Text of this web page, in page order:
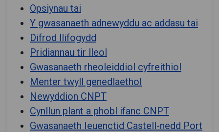
Opsiynau tai
Y gwasanaeth adnewyddu ac addasu tai
Difrod llifogydd
Pridiannau tir lleol
Gwasanaeth rheoleiddiol cyfreithiol
Menter twyll genedlaethol
Newyddion CNPT
Cynllun plant a phobl ifanc CNPT
Gwasanaeth Ieuenctid Castell-nedd Port